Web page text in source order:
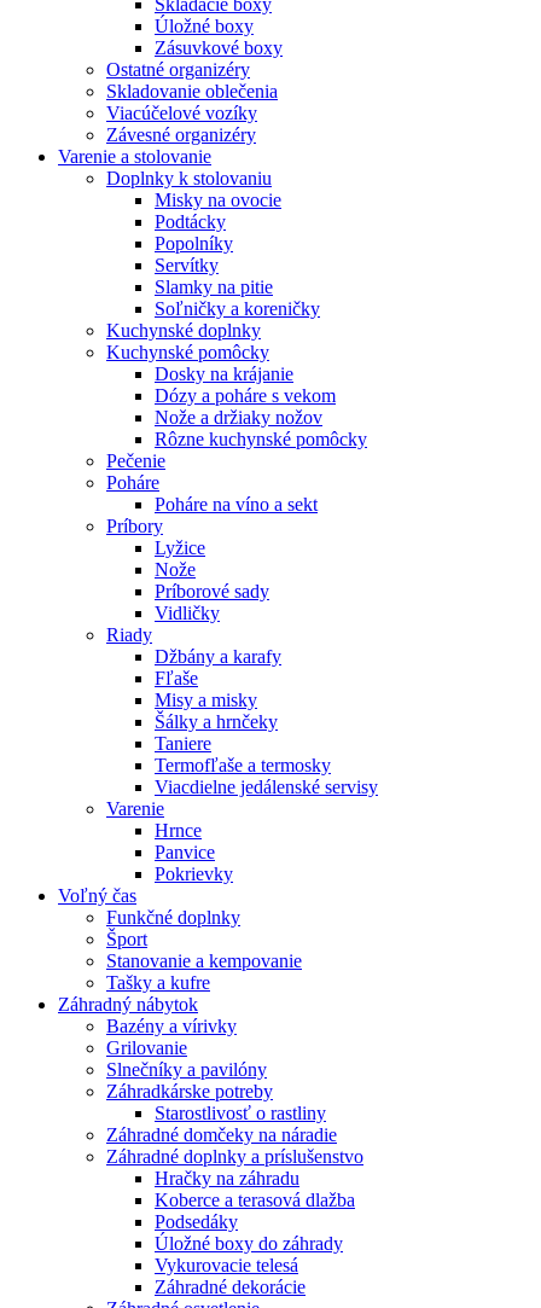
Úložné boxy
Zásuvkové boxy
Ostatné organizéry
Skladovanie oblečenia
Viacúčelové vozíky
Závesné organizéry
Varenie a stolovanie
Doplnky k stolovaniu
Misky na ovocie
Podtácky
Popolníky
Servítky
Slamky na pitie
Soľničky a koreničky
Kuchynské doplnky
Kuchynské pomôcky
Dosky na krájanie
Dózy a poháre s vekom
Nože a držiaky nožov
Rôzne kuchynské pomôcky
Pečenie
Poháre
Poháre na víno a sekt
Príbory
Lyžice
Nože
Príborové sady
Vidličky
Riady
Džbány a karafy
Fľaše
Misy a misky
Šálky a hrnčeky
Taniere
Termofľaše a termosky
Viacdielne jedálenské servisy
Varenie
Hrnce
Panvice
Pokrievky
Voľný čas
Funkčné doplnky
Šport
Stanovanie a kempovanie
Tašky a kufre
Záhradný nábytok
Bazény a vírivky
Grilovanie
Slnečníky a pavilóny
Záhradkárske potreby
Starostlivosť o rastliny
Záhradné domčeky na náradie
Záhradné doplnky a príslušenstvo
Hračky na záhradu
Koberce a terasová dlažba
Podsedáky
Úložné boxy do záhrady
Vykurovacie telesá
Záhradné dekorácie